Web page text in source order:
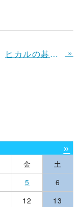
ヒカルの碁寄贈プロジェクト »
»
金
土
5
6
12
13